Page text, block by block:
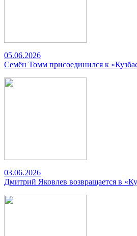
05.06.2026
Семён Томм присоединился к
03.06.2026
Дмитрий Яковлев возвращается в